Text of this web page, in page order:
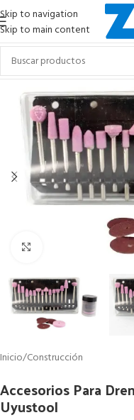
Skip to navigation
Skip to main content
Clic para ampliar
Inicio/Construcción
Accesorios Para
Uyustool